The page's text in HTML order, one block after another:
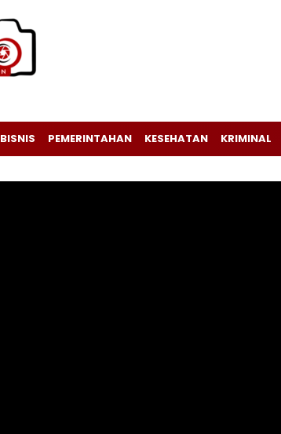
BISNIS PEMERINTAHAN KESEHATAN KRIMINAL